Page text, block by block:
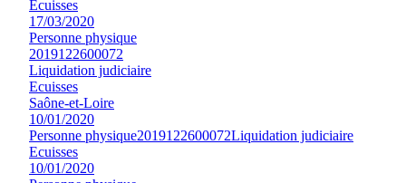
Ecuisses
17/03/2020
Personne physique
2019122600072
Liquidation judiciaire
Ecuisses
Saône-et-Loire
10/01/2020
Personne physique2019122600072Liquidation judiciaire
Ecuisses
10/01/2020